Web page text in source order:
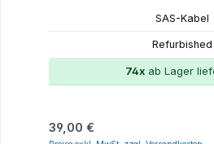
SAS-Kabel
Refurbished
74xab Lager
Regulärer Preis:
39,00 €